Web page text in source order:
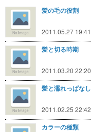
髪の毛の役割
2011.05.27 19:41
髪と切る時期
2011.03.20 22:20
髪と濡れっぱなし
2011.02.25 22:42
カラーの種類